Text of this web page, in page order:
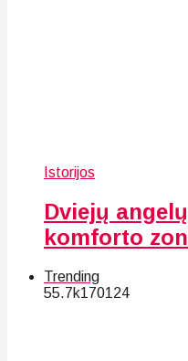
Istorijos
Dviejų
komforto
Trending
55.7k170124